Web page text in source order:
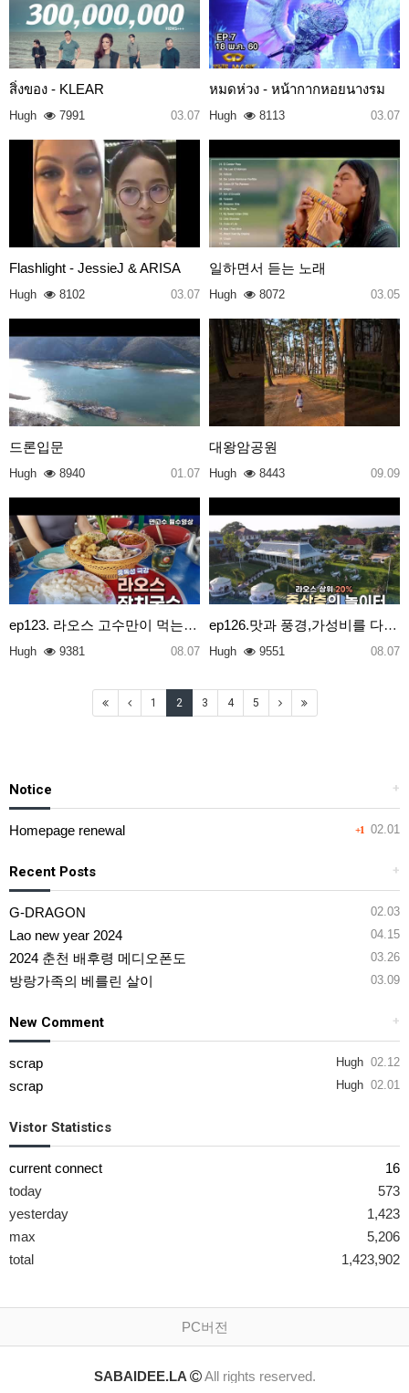
สิ่งของ - KLEAR
Hugh 7991 03.07
หมดห่วง - หน้ากากหอยนางรม
Hugh 8113 03.07
Flashlight - JessieJ & ARISA
Hugh 8102 03.07
일하면서 듣는 노래
Hugh 8072 03.05
드론입문
Hugh 8940 01.07
대왕암공원
Hugh 8443 09.09
ep123. 라오스 고수만이 먹는 다는 전설의 국수
Hugh 9381 08.07
ep126.맛과 풍경,가성비를 다잡은 라오스의 핫플2곳
Hugh 9551 08.07
1 2 3 4 5
+
Notice
+1 02.01
Homepage renewal
+
Recent Posts
02.03
G-DRAGON
04.15
Lao new year 2024
03.26
2024 춘천 배후령 메디오폰도
03.09
방랑가족의 베를린 살이
+
New Comment
Hugh 02.12
scrap
Hugh 02.01
scrap
Vistor Statistics
current connect
16
today
573
yesterday
1,423
max
5,206
total
1,423,902
PC버전
SABAIDEE.LA All rights reserved.